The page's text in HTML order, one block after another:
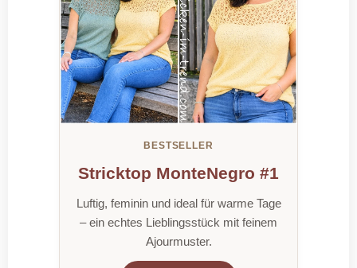
BESTSELLER
Stricktop MonteNegro #1
Luftig, feminin und ideal für warme Tage
– ein echtes Lieblingsstück mit feinem
Ajourmuster.